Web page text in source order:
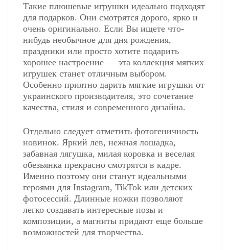
Такие плюшевые игрушки идеально подходят
для подарков. Они смотрятся дорого, ярко и
очень оригинально. Если Вы ищете что-
нибудь необычное для дня рождения,
праздники или просто хотите подарить
хорошее настроение — эта коллекция мягких
игрушек станет отличным выбором.
Особенно приятно дарить мягкие игрушки от
украинского производителя, это сочетание
качества, стиля и современного дизайна.
Отдельно следует отметить фотогеничность
новинок. Яркий лев, нежная лошадка,
забавная лягушка, милая коровка и веселая
обезьянка прекрасно смотрятся в кадре.
Именно поэтому они станут идеальными
героями для Instagram, TikTok или детских
фотосессий. Длинные ножки позволяют
легко создавать интересные позы и
композиции, а магниты придают еще больше
возможностей для творчества.